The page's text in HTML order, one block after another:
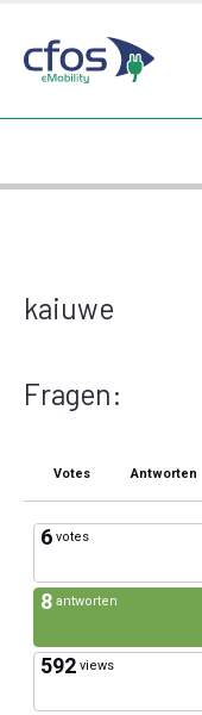
kaiuwe
Fragen:
Votes Antworten
6 votes
8 antworten
592 views